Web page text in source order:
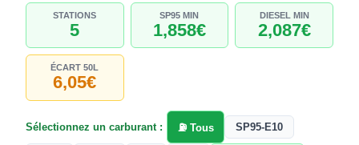
STATIONS
5
SP95 MIN
1,858€
DIESEL MIN
2,087€
ÉCART 50L
6,05€
Sélectionnez un carburant : ⛽ Tous SP95-E10